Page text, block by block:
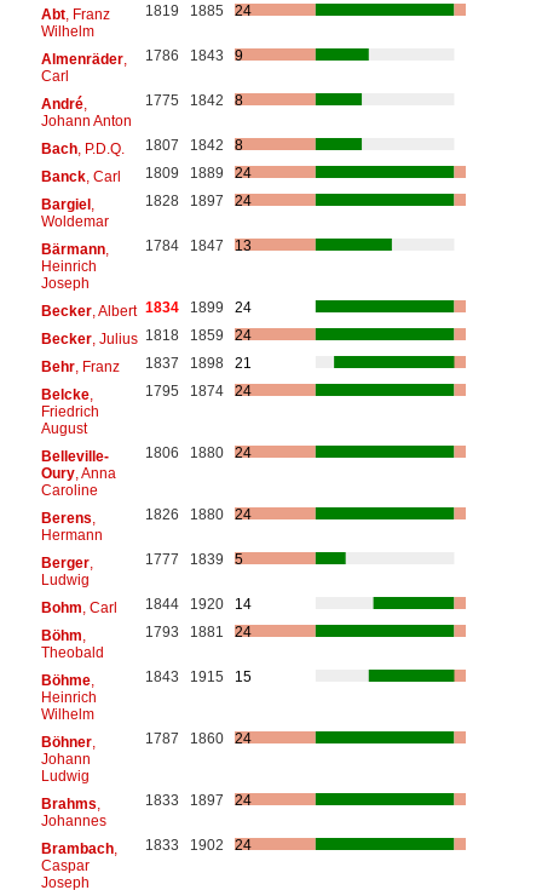
Abt, Franz
Wilhelm
1819 1885 24
Almenräder,
Carl
1786 1843 9
André,
Johann Anton
1775 1842 8
Bach, P.D.Q. 1807 1842
8
Banck, Carl 1809 1889
24
Bargiel,
Woldemar
1828 1897 24
Bärmann,
Heinrich
Joseph
1784 1847 13
Becker, Albert 1834 1899
24
Becker, Julius 1818 1859
24
Behr, Franz 1837 1898
21
Belcke,
Friedrich
August
1795 1874 24
Belleville-
Oury, Anna
Caroline
1806 1880 24
Berens
Hermann
1826 1880 24
Berger,
Ludwig
1777 1839 5
Bohm , Carl 1844 1920
14
Böhm
Theobald
1793 1881 24
Böhme,
Heinrich
Wilhelm
1843 1915 15
Böhner,
Johann
Ludwig
1787 1860 24
Brahms
Johannes
1833 1897 24
Brambach,
Caspar
Joseph
1833 1902 24